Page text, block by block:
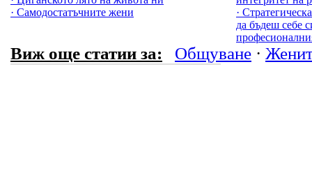
· Самодостатъчните жени
·
да бъдеш себе
Виж още статии за: Общуване ·